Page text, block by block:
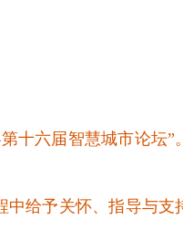
第十六届智慧城市论坛
给予关怀、指导与支